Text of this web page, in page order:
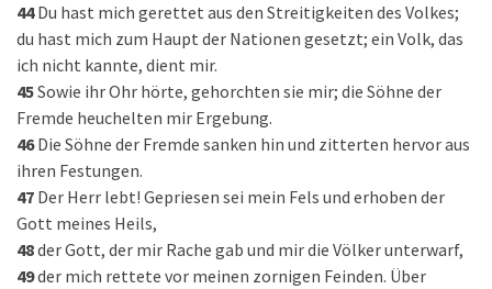
44 Du hast mich gerettet aus den Streitigkeiten des Volkes;
du hast mich zum Haupt der Nationen gesetzt; ein Volk, das
ich nicht kannte, dient mir.
45Sowie ihr Ohr hörte, gehorchten sie mir; die Söhne der
Fremde heuchelten mir Ergebung.
46 Die Söhne der Fremde sanken hin und zitterten hervor aus
ihren Festungen.
47 Der Herr lebt! Gepriesen sei mein Fels und erhoben der
Gott meines Heils,
48der Gott, der mir Rache gab und mir die Völker unterwarf,
49der mich rettete vor meinen zornigen Feinden. Über